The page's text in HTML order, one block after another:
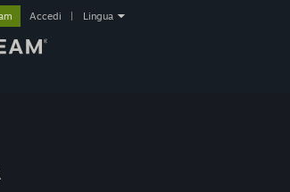
Accedi Lingua